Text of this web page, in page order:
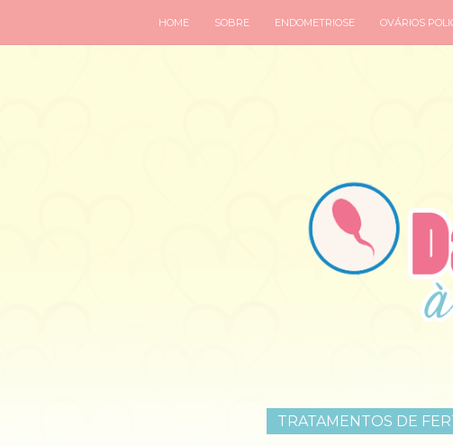
HOME SOBRE ENDOMETRIOSE OVÁRIOS
TRATAMENTOS DE